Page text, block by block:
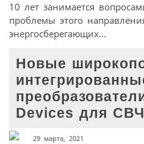
10 лет занимается
проблемы этого
энергосберегающих...
Новые
Devices для
29 марта, 2021